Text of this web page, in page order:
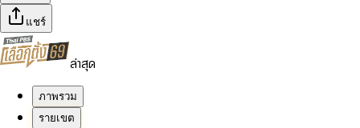
แชร์
ล่าสุด
ภาพรวม
รายเขต